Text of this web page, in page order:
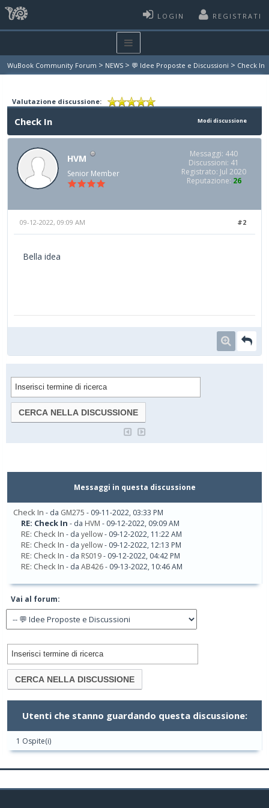
LOGIN REGISTRATI
WuBook Community Forum > NEWS > 💬 Idee Proposte e Discussioni > Check In
Valutazione discussione:
Modi discussione
Check In
HVM
Senior Member
Messaggi: 440
Discussioni: 41
Registrato: Jul 2020
Reputazione: 26
#2
09-12-2022, 09:09 AM
Bella idea
Messaggi in questa discussione
Check In - da GM275 - 09-11-2022, 03:33 PM
RE: Check In - da HVM - 09-12-2022, 09:09 AM
RE: Check In - da yellow- 09-12-2022, 11:22 AM
RE: Check In - da yellow- 09-12-2022, 12:13 PM
RE: Check In - da RS019- 09-12-2022, 04:42 PM
RE: Check In - da AB426- 09-13-2022, 10:46 AM
Vai al forum:
Utenti che stanno guardando questa discussione:
1 Ospite(i)